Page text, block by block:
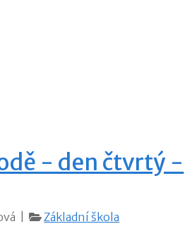
- den čtvrtý -
|
Základní škola